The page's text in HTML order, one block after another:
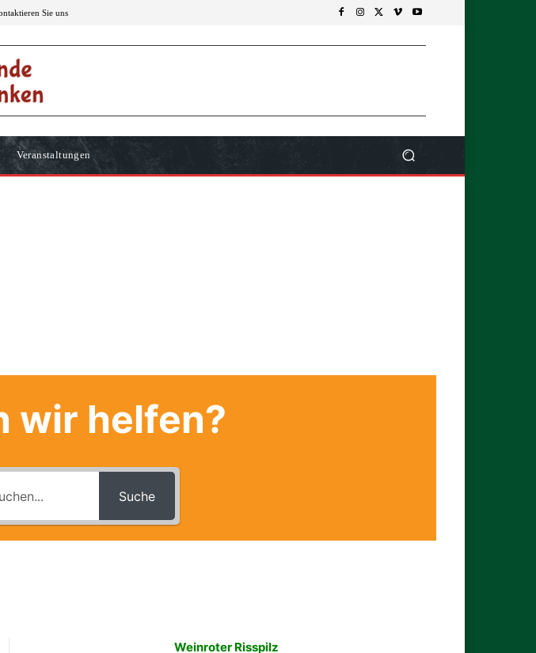
Sie uns
Veranstaltungen
wir helfen?
Suche
Weinroter Risspilz